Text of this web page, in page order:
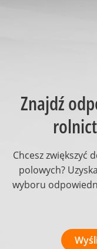
Znajdź
Chcesz zwiększyć
polowych?
wyboru